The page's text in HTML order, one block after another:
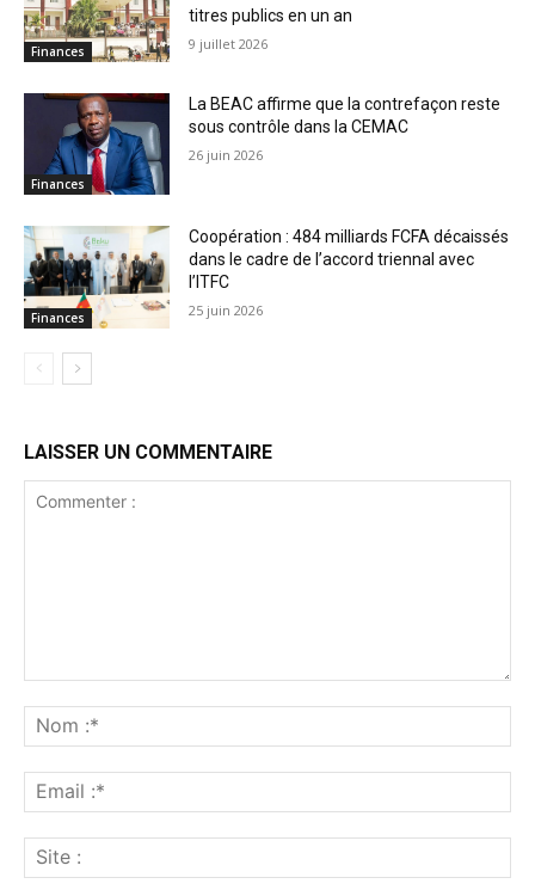
Finances
titres publics en un an
9 juillet 2026
Finances
La BEAC affirme que la contrefaçon reste
sous contrôle dans la CEMAC
26 juin 2026
Finances
Coopération : 484 milliards FCFA décaissés
dans le cadre de l’accord triennal avec
l’ITFC
25 juin 2026
LAISSER UN COMMENTAIRE
:*
:*
: